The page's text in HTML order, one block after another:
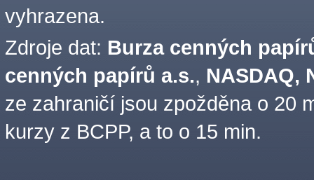
vyhrazena.
Zdroje dat: Burza cenných
cenných papírů a.s., NASDAQ,
ze zahraničí jsou zpožděna o 20
kurzy z BCPP, a to o 15 min.